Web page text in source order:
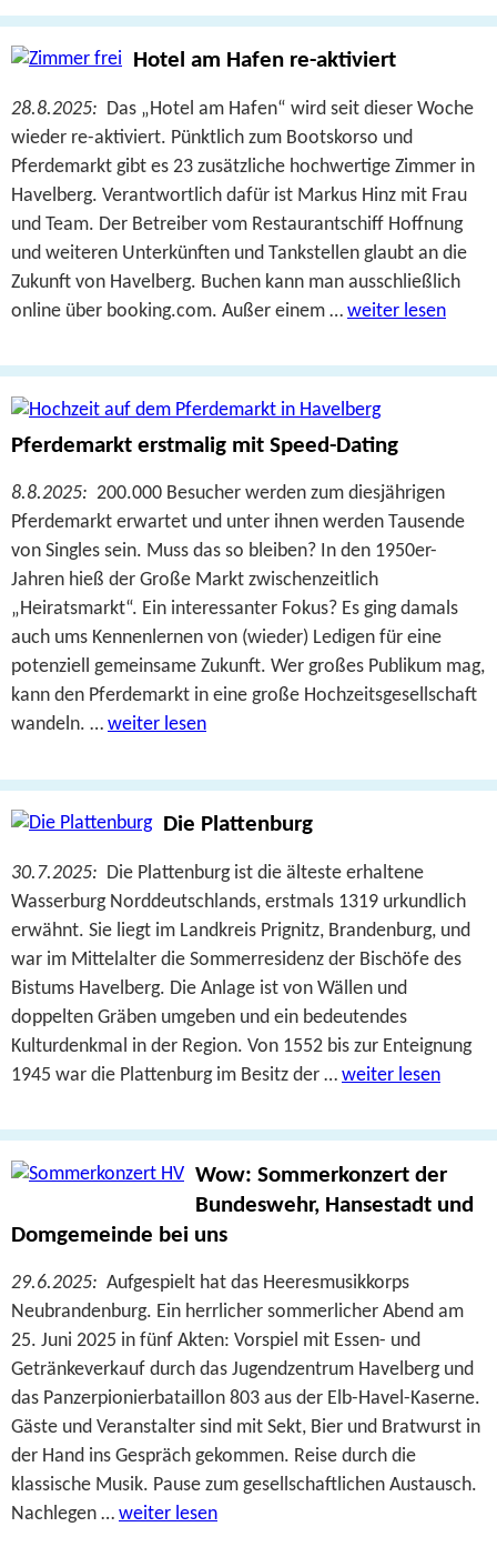
Hotel am Hafen re-aktiviert
28.8.2025: Das „Hotel am Hafen“ wird seit dieser Woche
wieder re-aktiviert. Pünktlich zum Bootskorso und
Pferdemarkt gibt es 23 zusätzliche hochwertige Zimmer in
Havelberg. Verantwortlich dafür ist Markus Hinz mit Frau
und Team. Der Betreiber vom Restaurantschiff Hoffnung
und weiteren Unterkünften und Tankstellen glaubt an die
Zukunft von Havelberg. Buchen kann man ausschließlich
online über booking.com. Außer einem … weiter lesen
Pferdemarkt erstmalig mit Speed-Dating
8.8.2025: 200.000 Besucher werden zum diesjährigen
Pferdemarkt erwartet und unter ihnen werden Tausende
von Singles sein. Muss das so bleiben? In den 1950er-
Jahren hieß der Große Markt zwischenzeitlich
„Heiratsmarkt“. Ein interessanter Fokus? Es ging damals
auch ums Kennenlernen von (wieder) Ledigen für eine
potenziell gemeinsame Zukunft. Wer großes Publikum mag,
kann den Pferdemarkt in eine große Hochzeitsgesellschaft
wandeln. … weiter lesen
Die Plattenburg
30.7.2025: Die Plattenburg ist die älteste erhaltene
Wasserburg Norddeutschlands, erstmals 1319 urkundlich
erwähnt. Sie liegt im Landkreis Prignitz, Brandenburg, und
war im Mittelalter die Sommerresidenz der Bischöfe des
Bistums Havelberg. Die Anlage ist von Wällen und
doppelten Gräben umgeben und ein bedeutendes
Kulturdenkmal in der Region. Von 1552 bis zur Enteignung
1945 war die Plattenburg im Besitz der … weiter lesen
Wow: Sommerkonzert der
Bundeswehr, Hansestadt und
Domgemeinde bei uns
29.6.2025: Aufgespielt hat das Heeresmusikkorps
Neubrandenburg. Ein herrlicher sommerlicher Abend am
25. Juni 2025 in fünf Akten: Vorspiel mit Essen- und
Getränkeverkauf durch das Jugendzentrum Havelberg und
das Panzerpionierbataillon 803 aus der Elb-Havel-Kaserne.
Gäste und Veranstalter sind mit Sekt, Bier und Bratwurst in
der Hand ins Gespräch gekommen. Reise durch die
klassische Musik. Pause zum gesellschaftlichen Austausch.
Nachlegen … weiter lesen